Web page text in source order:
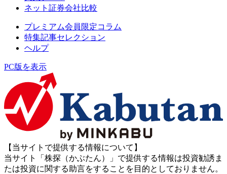
ネット証券会社比較
プレミアム会員限定コラム
特集記事セレクション
ヘルプ
PC版を表示
【当サイトで提供する情報について】
当サイト「株探（かぶたん）」で提供する情報は投資勧誘ま
たは投資に関する助言をすることを目的としておりません。